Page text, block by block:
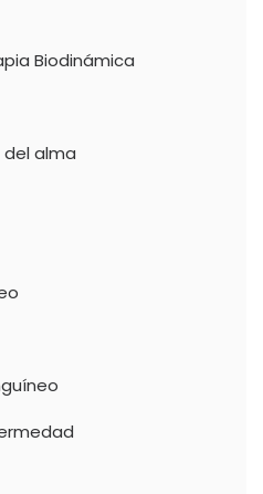
Biodinámica
del alma